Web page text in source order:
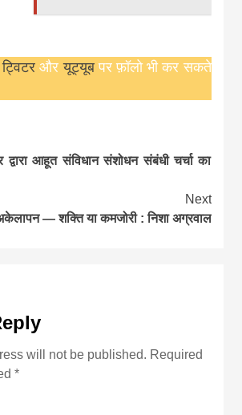
ट्विटरऔरयूट्यूबपर फ़ॉलो भी कर सकते
द्वारा आहूत संविधान संशोधन संबंधी चर्चा का
Next
— शक्ति या कमजोरी : निशा अग्रवाल
will not be published. Required
*